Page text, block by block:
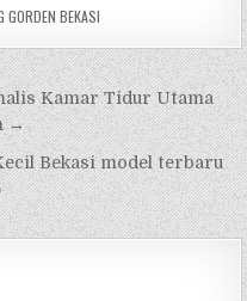
GORDEN BEKASI
Kamar Tidur Utama
→
Bekasi model terbaru